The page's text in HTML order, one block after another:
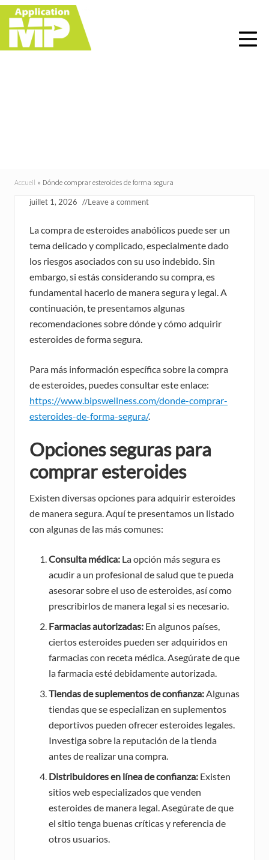
Menu
Skip
right
header
Skip
main
content
Skip
primary
sidebar
Skip
footer
Accueil » Dónde comprar esteroides de forma segura
juillet 1, 2026 //Leave a comment
La compra de esteroides anabólicos puede ser un
tema delicado y complicado, especialmente dado
los riesgos asociados con su uso indebido. Sin
embargo, si estás considerando su compra, es
fundamental hacerlo de manera segura y legal. A
continuación, te presentamos algunas
recomendaciones sobre dónde y cómo adquirir
esteroides de forma segura.
Para más información específica sobre la compra
de esteroides, puedes consultar este enlace:
https://www.bipswellness.com/donde-comprar-
esteroides-de-forma-segura/.
Opciones seguras para
comprar esteroides
Existen diversas opciones para adquirir esteroides
de manera segura. Aquí te presentamos un listado
con algunas de las más comunes:
Consulta médica: La opción más segura es
acudir a un profesional de salud que te pueda
asesorar sobre el uso de esteroides, así como
prescribirlos de manera legal si es necesario.
Farmacias autorizadas: En algunos países,
ciertos esteroides pueden ser adquiridos en
farmacias con receta médica. Asegúrate de que
la farmacia esté debidamente autorizada.
Tiendas de suplementos de confianza:Algunas
tiendas que se especializan en suplementos
deportivos pueden ofrecer esteroides legales.
Investiga sobre la reputación de la tienda
antes de realizar una compra.
Distribuidores en línea de confianza: Existen
sitios web especializados que venden
esteroides de manera legal. Asegúrate de que
el sitio tenga buenas críticas y referencia de
otros usuarios.